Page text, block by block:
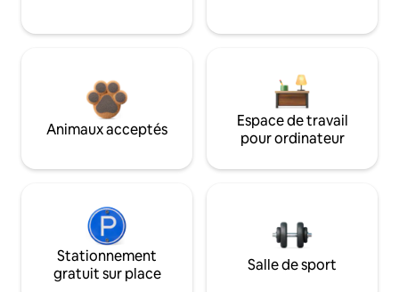
Animaux acceptés
Espace de travail
pour ordinateur
Stationnement
gratuit sur place
Salle de sport